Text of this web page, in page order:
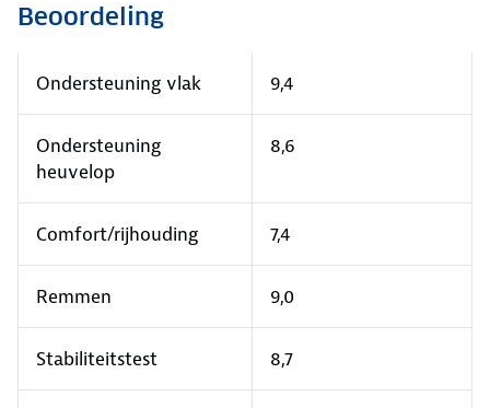
Beoordeling
Ondersteuning vlak 9,4
Ondersteuning
heuvelop
8,6
Comfort/rijhouding 7,4
Remmen 9,0
Stabiliteitstest 8,7